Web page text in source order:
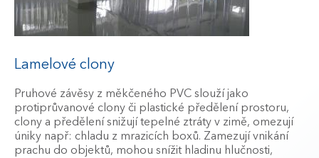
Lamelové clony
Pruhové závěsy z měkčeného PVC slouží jako
protiprůvanové clony či plastické předělení prostoru,
clony a předělení snižují tepelné ztráty v zimě, omezují
úniky např: chladu z mrazicích boxů. Zamezují vnikání
prachu do objektů, mohou snížit hladinu hlučnosti,